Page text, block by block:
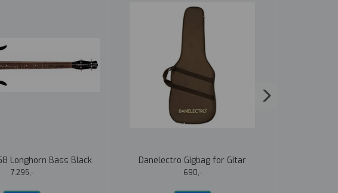
Longhorn Bass Black
7.295,-
Danelectro Gigbag for Gitar
690,-